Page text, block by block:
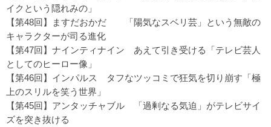
イクという隠れみの」
【第48回】ますだおかだ
「陽気なスベリ芸」という無敵の
キャラクターが司る進化
【第47回】ナインティナイン あえて引き受ける「テレビ芸人
としてのヒーロー像」
【第46回】インパルス
タフなツッコミで狂気を切り崩す「極
上のスリルを笑う世界」
【第45回】アンタッチャブル
「過剰なる気迫」がテレビサイ
ズを突き抜ける